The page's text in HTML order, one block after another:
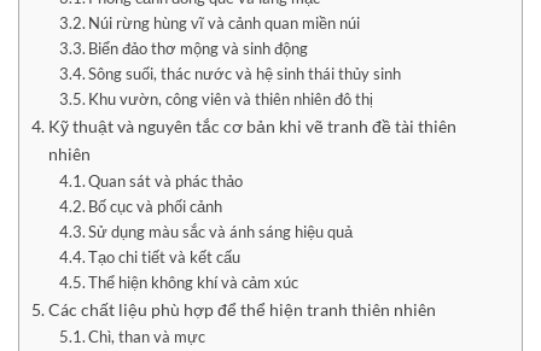
Núi rừng hùng vĩ và cảnh quan miền núi
Biển đảo thơ mộng và sinh động
Sông suối, thác nước và hệ sinh thái thủy sinh
Khu vườn, công viên và thiên nhiên đô thị
Kỹ thuật và nguyên tắc cơ bản khi vẽ tranh đề tài thiên
nhiên
Quan sát và phác thảo
Bố cục và phối cảnh
Sử dụng màu sắc và ánh sáng hiệu quả
Tạo chi tiết và kết cấu
Thể hiện không khí và cảm xúc
Các chất liệu phù hợp để thể hiện tranh thiên nhiên
Chì, than và mực